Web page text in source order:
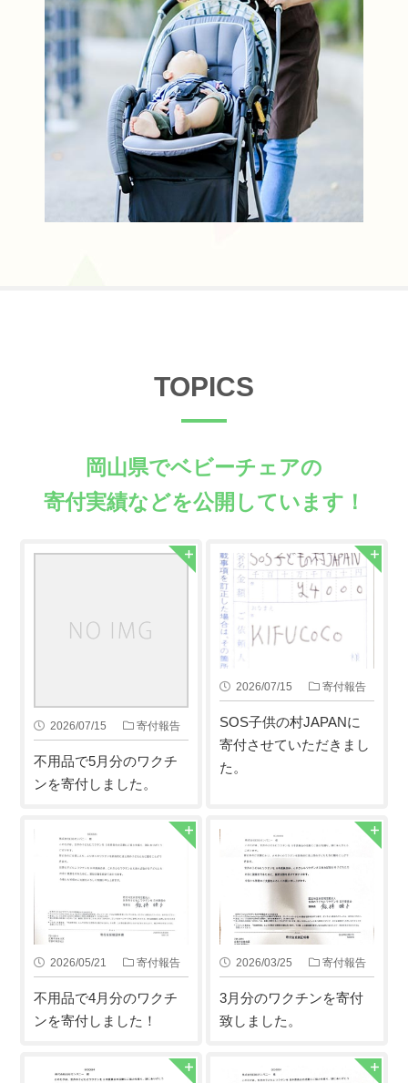
TOPICS
岡山県でベビーチェアの
寄付実績などを公開しています！
2026/07/15 寄付報告
不用品で5月分のワクチ
ンを寄付しました。
2026/07/15 寄付報告
SOS子供の村JAPANに
寄付させていただきまし
た。
2026/05/21 寄付報告
不用品で4月分のワクチ
ンを寄付しました！
2026/03/25 寄付報告
3月分のワクチンを寄付
致しました。